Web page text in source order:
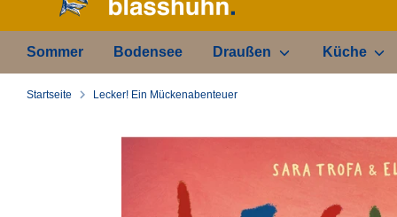
Sommer Bodensee Draußen Küche
Startseite Lecker! Ein Mückenabenteuer